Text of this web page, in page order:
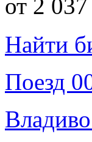
от 2
Найти
Поезд